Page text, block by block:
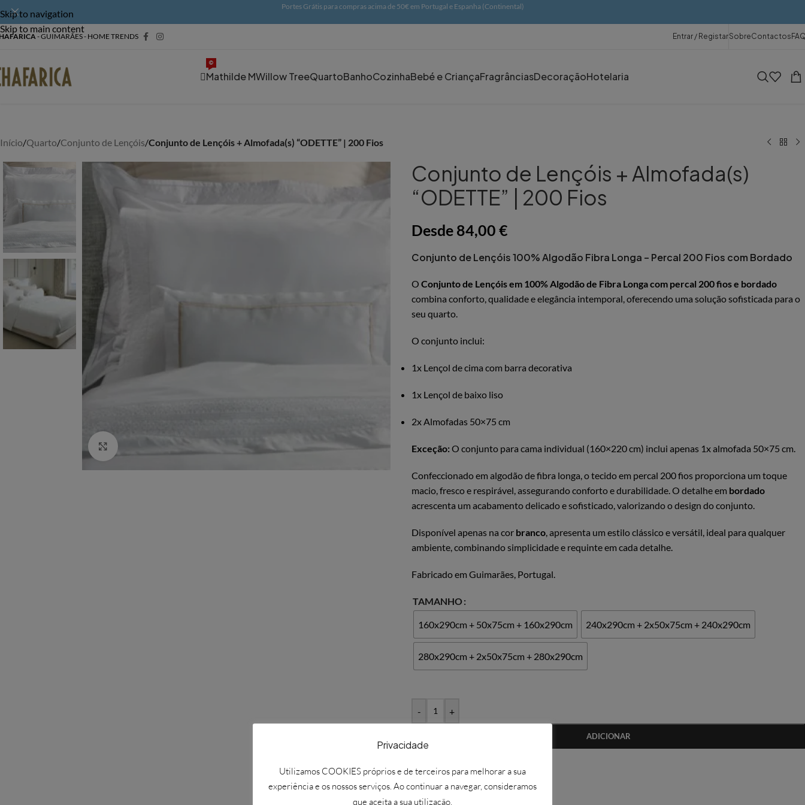
Skip to navigation
Skip to main content
Portes Grátis para compras acima de 50€ em Portugal e Espanha (Continental)
- GUIMARÃES - HOME TRENDS Entrar / RegistarSobreContactos
Mathilde M
©
Willow TreeQuartoBanhoCozinhaBebé e CriançaFragrânciasDecoraçãoHotelaria
Início/Quarto/Conjunto de Lençóis/Conjunto de Lençóis + Almofada(s) “ODETTE” | 200 Fios
Conjunto de Lençóis + Almofada(s)
“ODETTE” | 200 Fios
Desde 84,00 €
Conjunto de Lençóis 100% Algodão Fibra Longa – Percal 200 Fios com Bordado
O Conjunto de Lençóis em 100% Algodão de Fibra Longa com percal 200 fios e bordado
combina conforto, qualidade e elegância intemporal, oferecendo uma solução sofisticada para o
seu quarto.
O conjunto inclui:
1x Lençol de cima com barra decorativa
1x Lençol de baixo liso
2x Almofadas 50×75 cm
Exceção: O conjunto para cama individual (160×220 cm) inclui apenas 1x almofada 50×75 cm.
Confeccionado em algodão de fibra longa, o tecido em percal 200 fios proporciona um toque
macio, fresco e respirável, assegurando conforto e durabilidade. O detalhe em bordado
acrescenta um acabamento delicado e sofisticado, valorizando o design do conjunto.
Disponível apenas na cor branco, apresenta um estilo clássico e versátil, ideal para qualquer
ambiente, combinando simplicidade e requinte em cada detalhe.
Fabricado em Guimarães, Portugal.
TAMANHO
160x290cm + 50x75cm + 160x290cm 240x290cm + 2x50x75cm + 240x290cm
280x290cm + 2x50x75cm + 280x290cm
- +
ADICIONAR
Solicitar mais informações
Adicionar à Wishlist
Privacidade
Utilizamos COOKIES próprios e de terceiros para melhorar a sua
experiência e os nossos serviços. Ao continuar a navegar, consideramos
que aceita a sua utilização.